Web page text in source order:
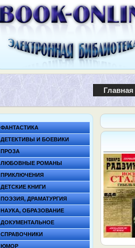
Главная
ФАНТАСТИКА
ДЕТЕКТИВЫ И БОЕВИКИ
ПРОЗА
ЛЮБОВНЫЕ РОМАНЫ
ПРИКЛЮЧЕНИЯ
ДЕТСКИЕ КНИГИ
ПОЭЗИЯ, ДРАМАТУРГИЯ
НАУКА, ОБРАЗОВАНИЕ
ДОКУМЕНТАЛЬНОЕ
СПРАВОЧНИКИ
ЮМОР